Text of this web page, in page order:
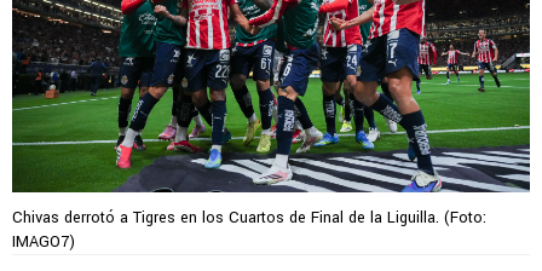
Chivas derrotó a Tigres en los Cuartos de Final de la Liguilla. (Foto:
IMAGO7)